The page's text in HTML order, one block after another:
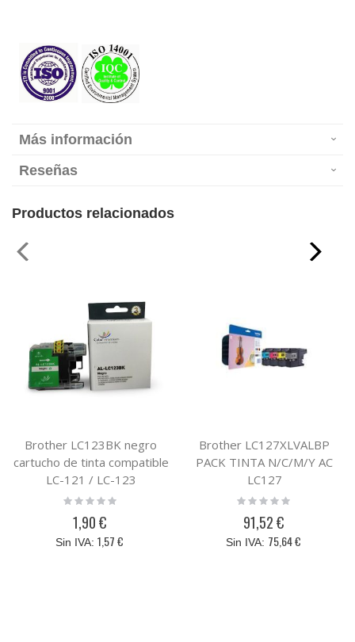
Más información
Reseñas
Productos relacionados
Brother LC123BK negro
cartucho de tinta compatible
LC-121 / LC-123
Rating:
1,90 €
1,57 €
Brother LC127XLVALBP
PACK TINTA N/C/M/Y AC
LC127
Rating:
91,52 €
75,64 €